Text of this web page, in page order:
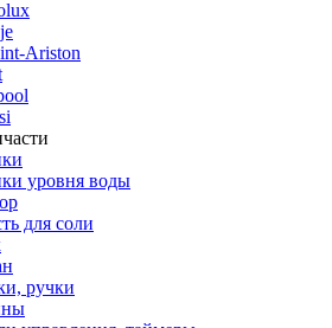
Ariston
уровня воды
для соли
ручки